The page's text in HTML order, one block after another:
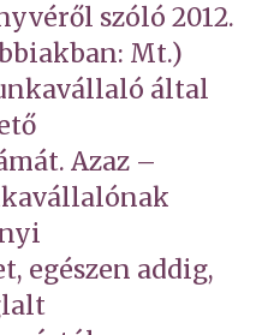
szóló 2012.
Mt.)
által
Azaz –
egészen addig,